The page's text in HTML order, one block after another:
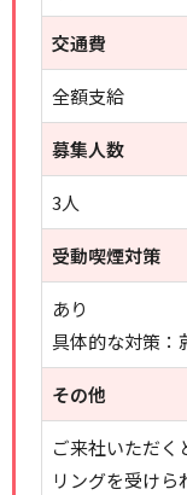
交通費
全額支給
募集人数
3人
受動喫煙対策
あり
具体的な対策：
その他
ご来社いただく
リングを受けら